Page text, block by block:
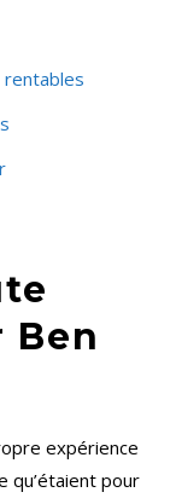
rentables
Ben
expérience
qu’étaient pour